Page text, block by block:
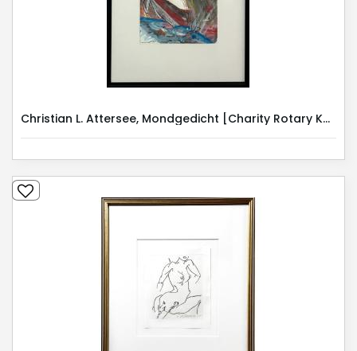
Christian L. Attersee, Mondgedicht [Charity Rotary Kunstauktion 2025]